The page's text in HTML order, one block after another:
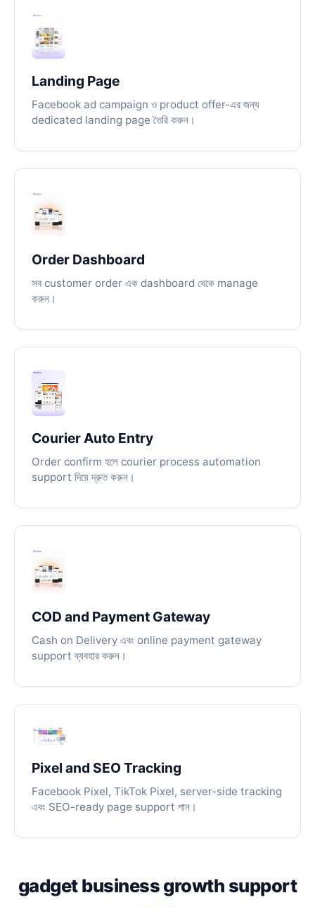
Landing Page
Facebook ad campaign ও product offer-এর জন্য
dedicated landing page তৈরি করুন।
Order Dashboard
সব customer order এক dashboard থেকে manage
করুন।
Courier Auto Entry
Order confirm হলে courier process automation
support দিয়ে দ্রুত করুন।
COD and Payment Gateway
Cash on Delivery এবং online payment gateway
support ব্যবহার করুন।
Pixel and SEO Tracking
Facebook Pixel, TikTok Pixel, server-side tracking
এবং SEO-ready page support পান।
gadget business growth support